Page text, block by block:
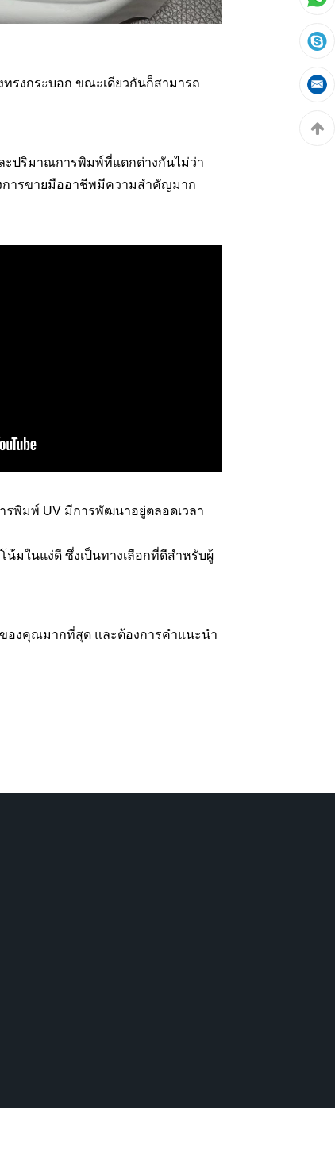
รงกระบอก ขณะเดียวกันก็สามารถ
ะปริมาณการพิมพ์ที่แตกต่างกันไม่ว่า
การขายมืออาชีพมีความสำคัญมาก
รพิมพ์ UV มีการพัฒนาอยู่ตลอดเวลา
ในแง่ดี ซึ่งเป็นทางเลือกที่ดีสำหรับผู้
องคุณมากที่สุด และต้องการคำแนะนำ